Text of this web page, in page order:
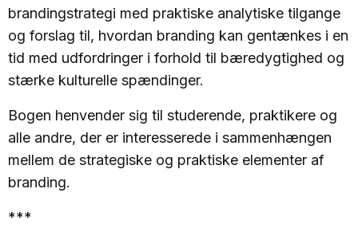
brandingstrategi med praktiske analytiske tilgange
og forslag til, hvordan branding kan gentænkes i en
tid med udfordringer i forhold til bæredygtighed og
stærke kulturelle spændinger.
Bogen henvender sig til studerende, praktikere og
alle andre, der er interesserede i sammenhængen
mellem de strategiske og praktiske elementer af
branding.
***